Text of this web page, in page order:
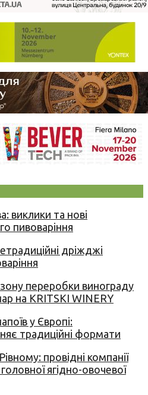
виклики та нові
пивоваріння
дріжджі
переробки винограду
на KRITSKI WINERY
у Європі:
традиційні формати
провідні компанії
ягідно-овочевої